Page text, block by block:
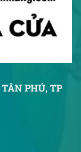
TÂN PHÚ, TP